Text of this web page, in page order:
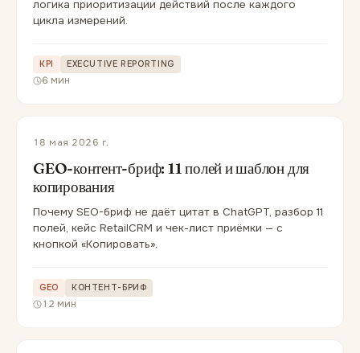
логика приоритизации действий после каждого
цикла измерений.
KPI EXECUTIVE REPORTING
6 мин
18 мая 2026 г.
GEO-контент-бриф: 11 полей и шаблон для
копирования
Почему SEO-бриф не даёт цитат в ChatGPT, разбор 11
полей, кейс RetailCRM и чек-лист приёмки — с
кнопкой «Копировать».
GEO КОНТЕНТ-БРИФ
12 мин